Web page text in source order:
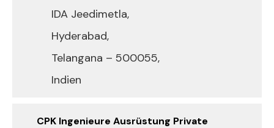
IDA Jeedimetla,
Hyderabad,
Telangana – 500055,
Indien
CPK Ingenieure Ausrüstung Private